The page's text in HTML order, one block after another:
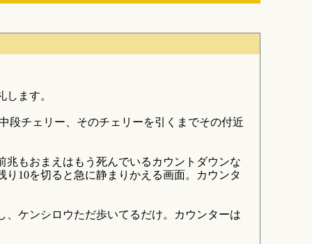
ます。
段チェリー、そのチェリーを引くまでその付近
もおまえはもう死んでいるカウントダウンな
10を切ると急に静まりかえる画面。カウンタ
ケンシロウただ歩いてるだけ。カウンターは